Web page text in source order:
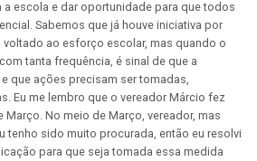
escola e dar oportunidade para que todos
Sabemos que já houve iniciativa por
ao esforço escolar, mas quando o
tanta frequência, é sinal de que a
que ações precisam ser tomadas,
Eu me lembro que o vereador Márcio fez
No meio de Março, vereador, mas
tenho sido muito procurada, então eu resolvi
para que seja tomada essa medida